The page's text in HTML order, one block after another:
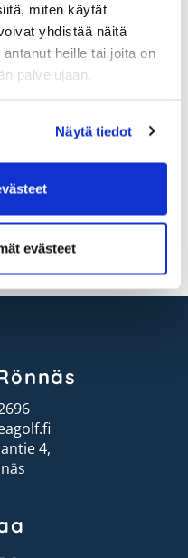
miten käytät
yhdistää näitä
heille tai joita on
palvelujaan.
Näytä tiedot
evästeet
jälkeen.
parin pienempi
4,